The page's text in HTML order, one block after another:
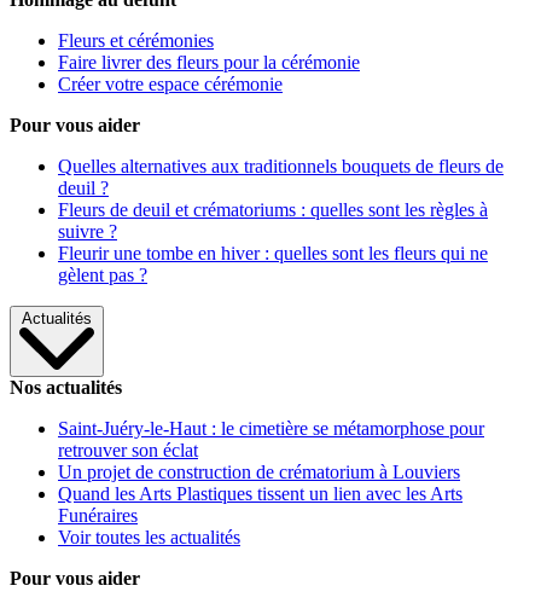
Fleurs et cérémonies
Faire livrer des fleurs pour la cérémonie
Créer votre espace cérémonie
Pour vous aider
Quelles alternatives aux traditionnels bouquets de fleurs de
deuil ?
Fleurs de deuil et crématoriums : quelles sont les règles à
suivre ?
Fleurir une tombe en hiver : quelles sont les fleurs qui ne
gèlent pas ?
Actualités
Nos actualités
Saint-Juéry-le-Haut : le cimetière se métamorphose pour
retrouver son éclat
Un projet de construction de crématorium à Louviers
Quand les Arts Plastiques tissent un lien avec les Arts
Funéraires
Voir toutes les actualités
Pour vous aider